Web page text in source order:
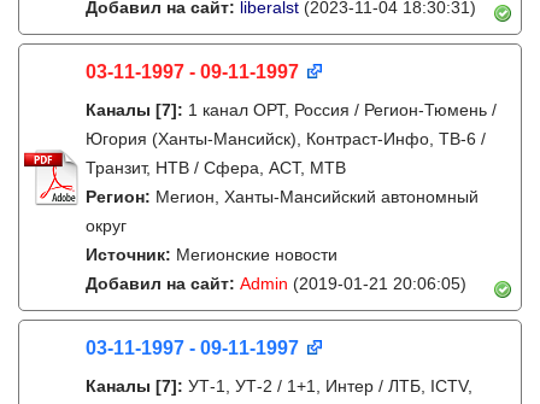
Добавил на сайт: liberalst (2023-11-04 18:30:31)
03-11-1997 - 09-11-1997
Каналы [7]: 1 канал ОРТ, Россия / Регион-Тюмень /
Югория (Ханты-Мансийск), Контраст-Инфо, ТВ-6 /
Транзит, НТВ / Сфера, АСТ, МТВ
Регион: Мегион, Ханты-Мансийский автономный
округ
Источник: Мегионские новости
Добавил на сайт: Admin (2019-01-21 20:06:05)
03-11-1997 - 09-11-1997
Каналы [7]: УТ-1, УТ-2 / 1+1, Интер / ЛТБ, ICTV,